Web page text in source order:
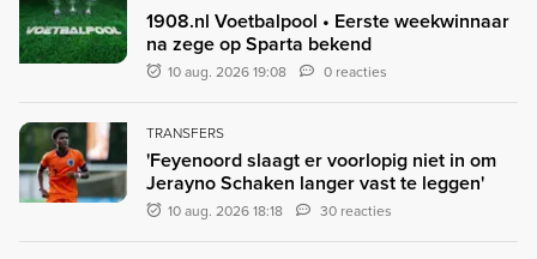
1908.nl Voetbalpool • Eerste weekwinnaar
na zege op Sparta bekend
10 aug. 2026 19:08 0 reacties
TRANSFERS
'Feyenoord slaagt er voorlopig niet in om
Jerayno Schaken langer vast te leggen'
10 aug. 2026 18:18 30 reacties